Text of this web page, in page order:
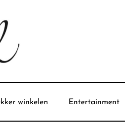
winkelen Entertainment